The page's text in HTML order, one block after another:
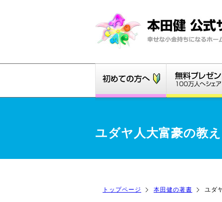
ユダヤ人大富豪の教え
トップページ 本田健の著書 ユダ